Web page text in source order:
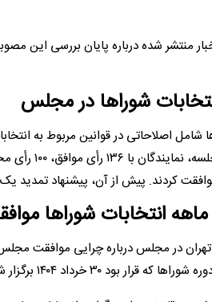
منتشر شده درباره پایان بررسی این
شورا‌ها در مجلس
کردند. پیش از آن، پیشنهاد تمدید
در مجلس درباره چرایی موافقت
برگزار شود، شش ماه به تعویق بیفتد.